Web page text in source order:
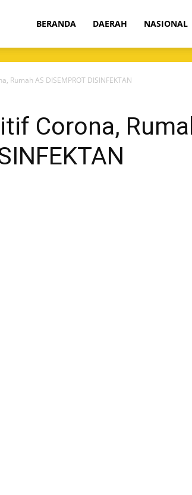
BERANDA DAERAH NASIONAL
Rumah AS DISEMPROT DISINFEKTAN
Corona,